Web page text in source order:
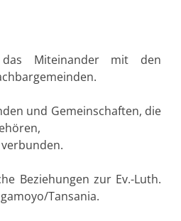
Miteinander mit den
und Gemeinschaften, die
Beziehungen zur Ev.-Luth.
Tansania.